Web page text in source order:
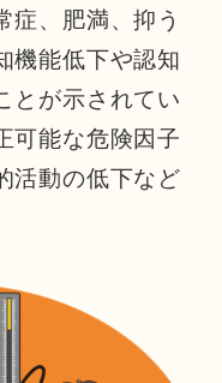
症、肥満、抑う
機能低下や認知
とが示されてい
可能な危険因子
活動の低下など